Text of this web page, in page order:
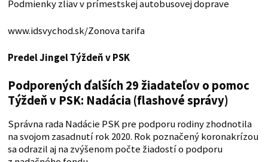
Podmienky zliav v prímestskej autobusovej doprave
www.idsvychod.sk/Zonova tarifa
Predel Jingel Týždeň v PSK
Podporených ďalších 29 žiadateľov o pomoc
Týždeň v PSK: Nadácia (flashové správy)
Správna rada Nadácie PSK pre podporu rodiny zhodnotila
na svojom zasadnutí rok 2020. Rok poznačený koronakrízou
sa odrazil aj na zvýšenom počte žiadostí o podporu